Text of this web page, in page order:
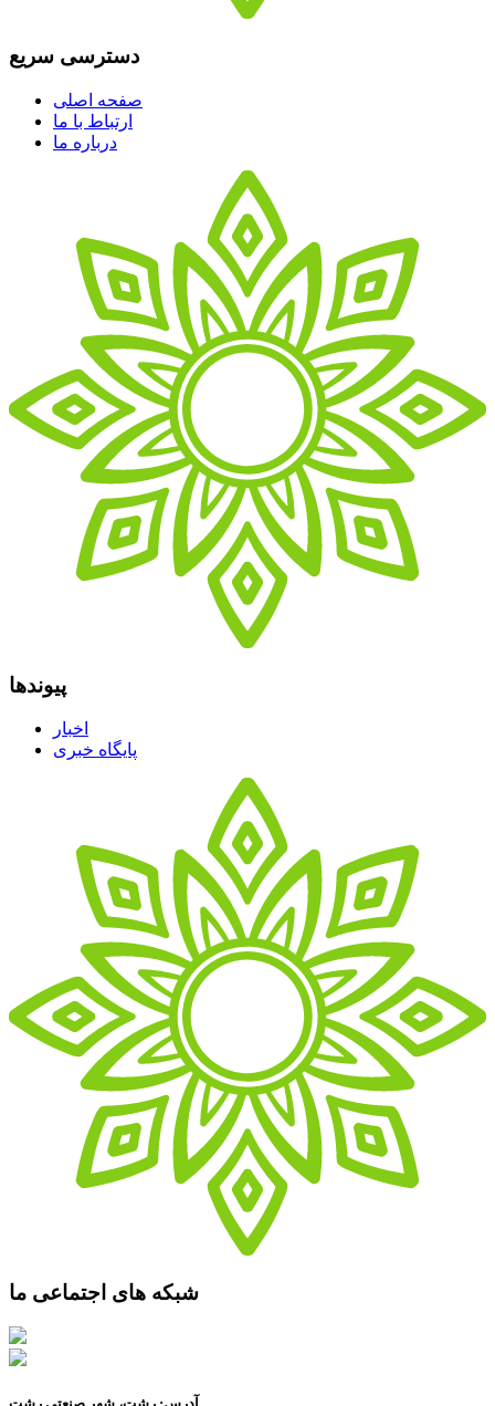
دسترسی سریع
صفحه اصلی
ارتباط با ما
درباره ما
پیوندها
اخبار
پایگاه خبری
شبکه های اجتماعی ما